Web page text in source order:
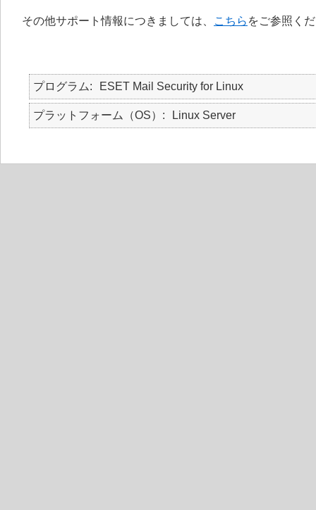
その他サポート情報につきましては、 こちら をご参照く
プログラム ESET Mail Security for Linux
プラットフォーム（OS） Linux Server